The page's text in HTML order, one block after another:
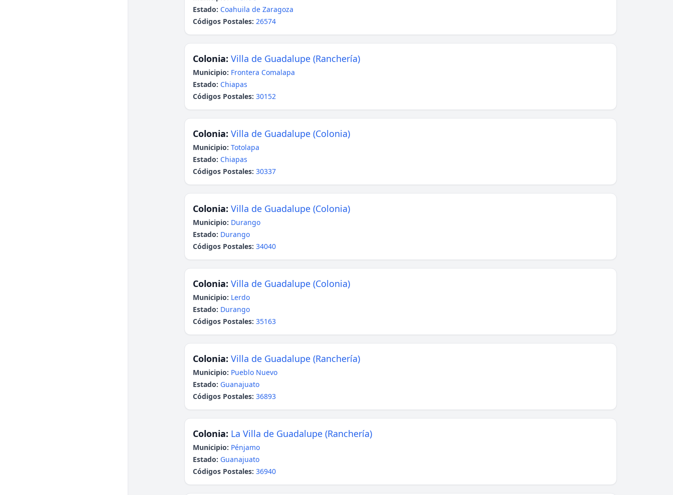
Estado: Coahuila de Zaragoza
Códigos Postales: 26574
Colonia: Villa de Guadalupe (Ranchería)
Municipio: Frontera Comalapa
Estado: Chiapas
Códigos Postales: 30152
Colonia: Villa de Guadalupe (Colonia)
Municipio: Totolapa
Estado: Chiapas
Códigos Postales: 30337
Colonia: Villa de Guadalupe (Colonia)
Municipio: Durango
Estado: Durango
Códigos Postales: 34040
Colonia: Villa de Guadalupe (Colonia)
Municipio: Lerdo
Estado: Durango
Códigos Postales: 35163
Colonia: Villa de Guadalupe (Ranchería)
Municipio: Pueblo Nuevo
Estado: Guanajuato
Códigos Postales: 36893
Colonia: La Villa de Guadalupe (Ranchería)
Municipio: Pénjamo
Estado: Guanajuato
Códigos Postales: 36940